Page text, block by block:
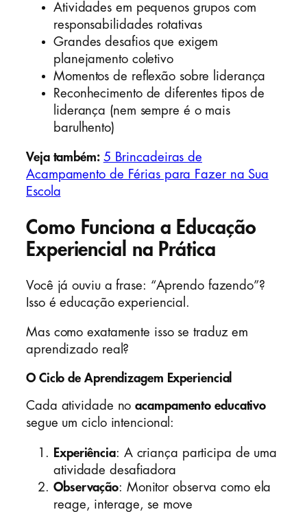
Atividades em pequenos grupos com
responsabilidades rotativas
Grandes desafios que exigem
planejamento coletivo
Momentos de reflexão sobre liderança
Reconhecimento de diferentes tipos de
liderança (nem sempre é o mais
barulhento)
Veja também: 5 Brincadeiras de
Acampamento de Férias para Fazer na Sua
Escola
Como Funciona a Educação
Experiencial na Prática
Você já ouviu a frase: “Aprendo fazendo”?
Isso é educação experiencial.
Mas como exatamente isso se traduz em
aprendizado real?
O Ciclo de Aprendizagem Experiencial
Cada atividade noacampamento educativo
segue um ciclo intencional:
Experiência: A criança participa de uma
atividade desafiadora
Observação: Monitor observa como ela
reage, interage, se move